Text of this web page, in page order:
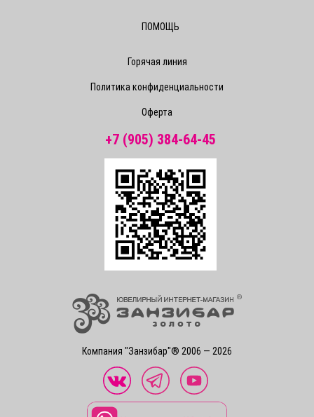
Компания "Занзибар"® 2006 — 2026
ПОМОЩЬ
Горячая линия
Политика конфиденциальности
Оферта
+7 (905) 384-64-45